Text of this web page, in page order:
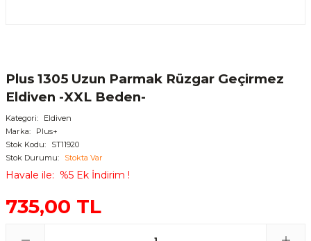
Plus 1305 Uzun Parmak Rüzgar Geçirmez
Eldiven -XXL Beden-
Kategori
Eldiven
Marka
Plus+
Stok Kodu
ST11920
Stok Durumu
Stokta Var
Havale ile %5 Ek İndirim !
735,00 TL